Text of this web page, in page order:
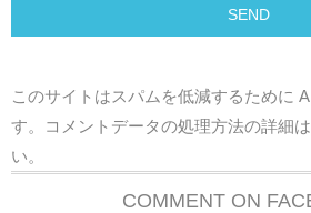
このサイトはスパムを低減するために
す。
コメントデータの処理方法の詳細
い。
COMMENT ON